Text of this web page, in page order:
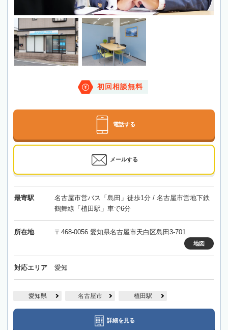
初回相談無料
電話する
メールする
最寄駅
名古屋市営バス「島田」徒歩1分 / 名古屋市営地下鉄
鶴舞線「植田駅」車で6分
所在地 〒468-0056 愛知県名古屋市天白区島田3-701
地図
対応エリア 愛知
愛知県 名古屋市 植田駅
詳細を見る